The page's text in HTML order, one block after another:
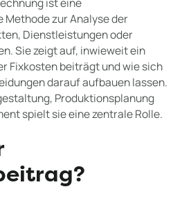
zur Analyse der
Dienstleistungen oder
Sie zeigt auf, inwieweit ein
Fixkosten beiträgt und wie sich
darauf aufbauen lassen.
Produktionsplanung
spielt sie eine zentrale Rolle.